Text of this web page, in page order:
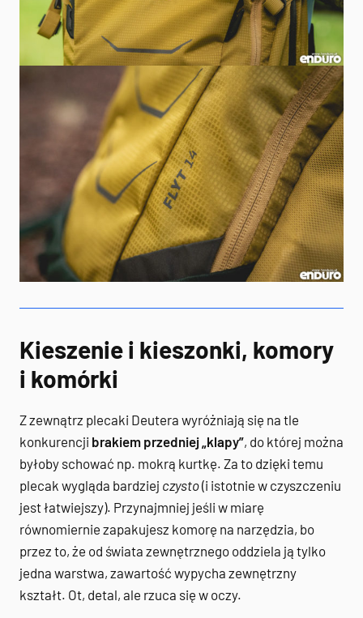
Kieszenie i kieszonki, komory
i komórki
Z zewnątrz plecaki Deutera wyróżniają się na tle
konkurencji brakiem przedniej „klapy”, do której można
byłoby schować np. mokrą kurtkę. Za to dzięki temu
plecak wygląda bardziej czysto(i istotnie w czyszczeniu
jest łatwiejszy). Przynajmniej jeśli w miarę
równomiernie zapakujesz komorę na narzędzia, bo
przez to, że od świata zewnętrznego oddziela ją tylko
jedna warstwa, zawartość wypycha zewnętrzny
kształt. Ot, detal, ale rzuca się w oczy.